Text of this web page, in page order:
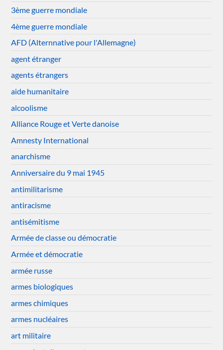
3ème guerre mondiale
4ème guerre mondiale
AFD (Alternnative pour l'Allemagne)
agent étranger
agents étrangers
aide humanitaire
alcoolisme
Alliance Rouge et Verte danoise
Amnesty International
anarchisme
Anniversaire du 9 mai 1945
antimilitarisme
antiracisme
antisémitisme
Armée de classe ou démocratie
Armée et démocratie
armée russe
armes biologiques
armes chimiques
armes nucléaires
art militaire